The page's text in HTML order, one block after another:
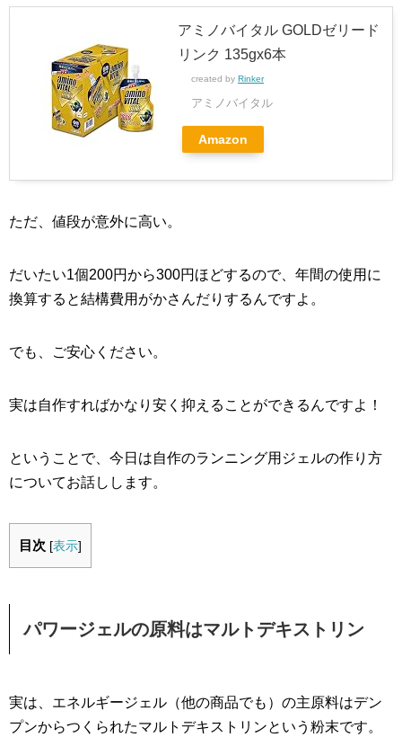
アミノバイタル GOLDゼリード
リンク 135gx6本
created by Rinker
アミノバイタル
Amazon
ただ、値段が意外に高い。
だいたい1個200円から300円ほどするので、年間の使用に
換算すると結構費用がかさんだりするんですよ。
でも、ご安心ください。
実は自作すればかなり安く抑えることができるんですよ！
ということで、今日は自作のランニング用ジェルの作り方
についてお話しします。
目次 [表示]
パワージェルの原料はマルトデキストリン
実は、エネルギージェル（他の商品でも）の主原料はデン
プンからつくられたマルトデキストリンという粉末です。